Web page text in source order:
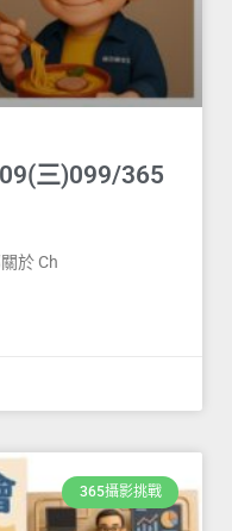
三)099/365
於 Ch
365攝影挑戰